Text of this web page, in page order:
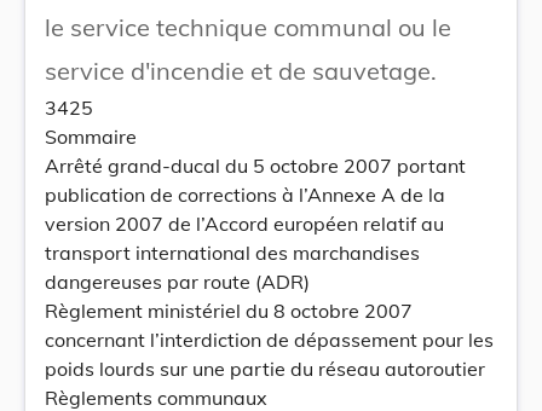
le service technique communal ou le
service d'incendie et de sauvetage.
3425
Sommaire
Arrêté grand-ducal du 5 octobre 2007 portant
publication de corrections à l’Annexe A de la
version 2007 de l’Accord européen relatif au
transport international des marchandises
dangereuses par route (ADR)
Règlement ministériel du 8 octobre 2007
concernant l’interdiction de dépassement pour les
poids lourds sur une partie du réseau autoroutier
Règlements communaux